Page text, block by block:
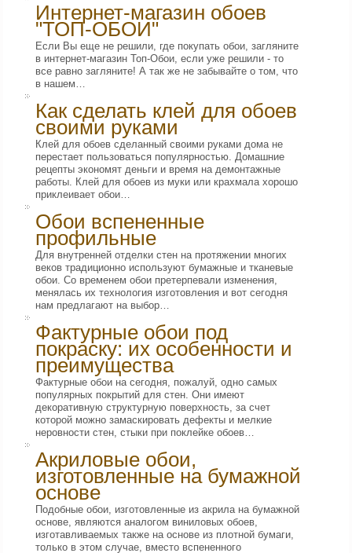
Интернет-магазин обоев
"ТОП-ОБОИ"
Если Вы еще не решили, где покупать обои, загляните
в интернет-магазин Топ-Обои, если уже решили - то
все равно загляните! А так же не забывайте о том, что
в нашем…
Как сделать клей для обоев
своими руками
Клей для обоев сделанный своими руками дома не
перестает пользоваться популярностью. Домашние
рецепты экономят деньги и время на демонтажные
работы. Клей для обоев из муки или крахмала хорошо
приклеивает обои…
Обои вспененные
профильные
Для внутренней отделки стен на протяжении многих
веков традиционно используют бумажные и тканевые
обои. Со временем обои претерпевали изменения,
менялась их технология изготовления и вот сегодня
нам предлагают на выбор…
Фактурные обои под
покраску: их особенности и
преимущества
Фактурные обои на сегодня, пожалуй, одно самых
популярных покрытий для стен. Они имеют
декоративную структурную поверхность, за счет
которой можно замаскировать дефекты и мелкие
неровности стен, стыки при поклейке обоев…
Акриловые обои,
изготовленные на бумажной
основе
Подобные обои, изготовленные из акрила на бумажной
основе, являются аналогом виниловых обоев,
изготавливаемых также на основе из плотной бумаги,
только в этом случае, вместо вспененного